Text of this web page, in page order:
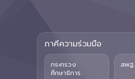
ภาคีความร่วมมือ
กระทรวง
ศึกษาธิการ
สพฐ.